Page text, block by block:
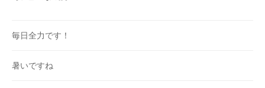
毎日全力です！
暑いですね